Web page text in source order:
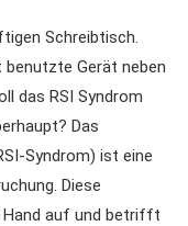
Schreibtisch.
Gerät neben
das RSI Syndrom
Das
Syndrom) ist eine
Diese
Hand auf und betrifft